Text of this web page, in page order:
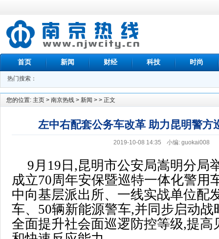
首页 新闻 财经 科技 时尚
热门搜索：
您的位置: 主页 > 南京热线 > 新闻 > > 正文
左中右配套公务车改革 助力昆明警方
2019-10-08 14:35 小编: guokai008
9月19日,昆明市公安局嵩明分局
成立70周年安保暨巡特一体化警用
中向基层派出所、一线实战单位配
车、50辆新能源警车,并同步启动战
全面提升社会面巡逻防控等级,提高